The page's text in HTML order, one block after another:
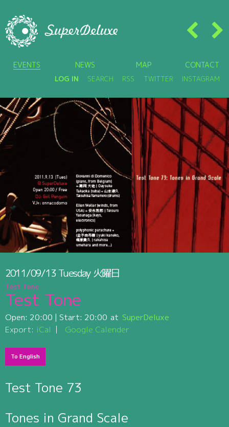
EVENTS NEWS MAP CONTACT
LOG IN SEARCH RSS TWITTER INSTAGRAM
2011/09/13Tuesday 火曜日
Test Tone
Test Tone
Open: 20:00 | Start: 20:00
SuperDeluxe
Export: iCal Google Calender
To English
Test Tone 73
Tones in Grand Scale